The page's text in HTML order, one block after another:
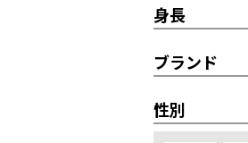
身長
ブランド
性別